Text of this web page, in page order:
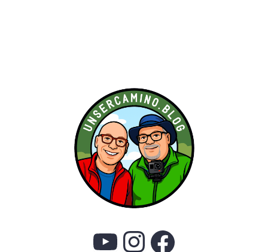
YouTube
Instagram